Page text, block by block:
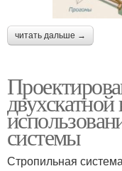
читать дальше →
системы
Стропильная